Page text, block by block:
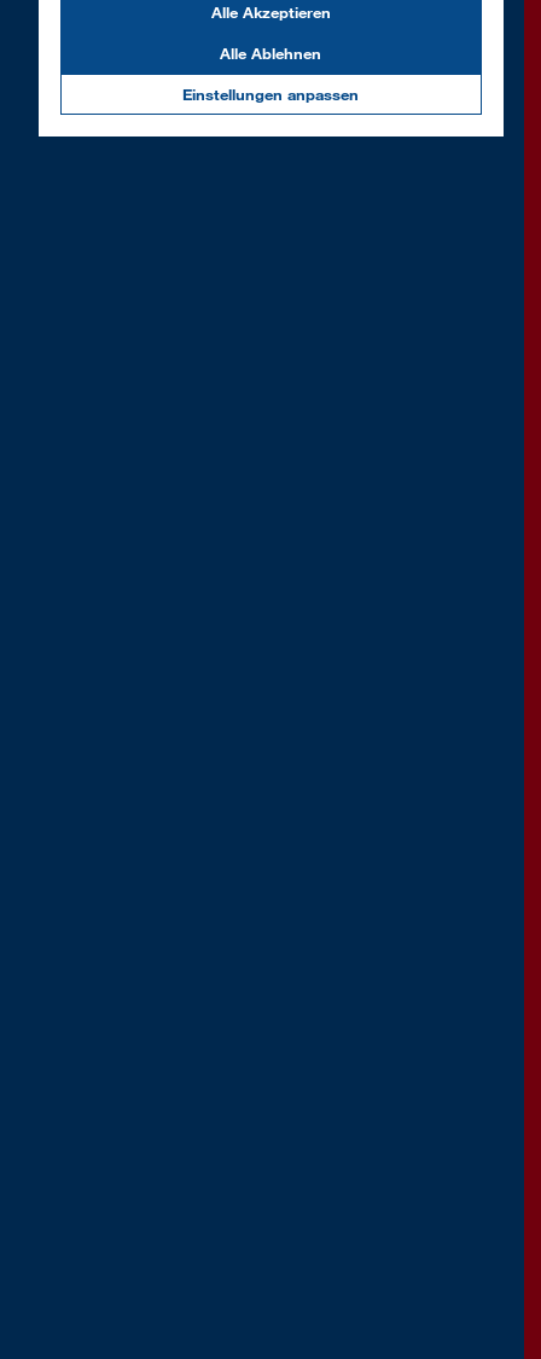
Einstellungen anpassen
Alle Ablehnen
Alle Akzeptieren